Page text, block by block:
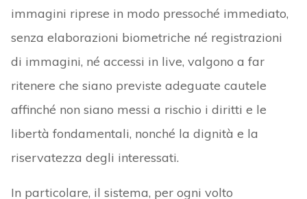
immagini riprese in modo pressoché immediato,
senza elaborazioni biometriche né registrazioni
di immagini, né accessi in live, valgono a far
ritenere che siano previste adeguate cautele
affinché non siano messi a rischio i diritti e le
libertà fondamentali, nonché la dignità e la
riservatezza degli interessati.
In particolare, il sistema, per ogni volto